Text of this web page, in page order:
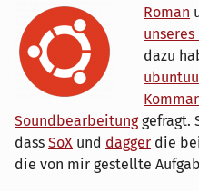
Roman
unseres
dazu
Soundbearbeitunggefragt.
dass SoX und dagger die
die von mir gestellte